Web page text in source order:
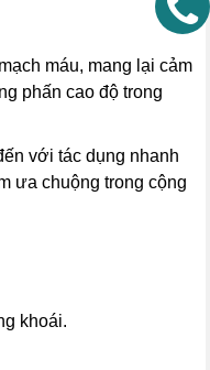
máu, mang lại cảm
phấn cao độ trong
với tác dụng nhanh
ưa chuộng trong cộng
khoái.